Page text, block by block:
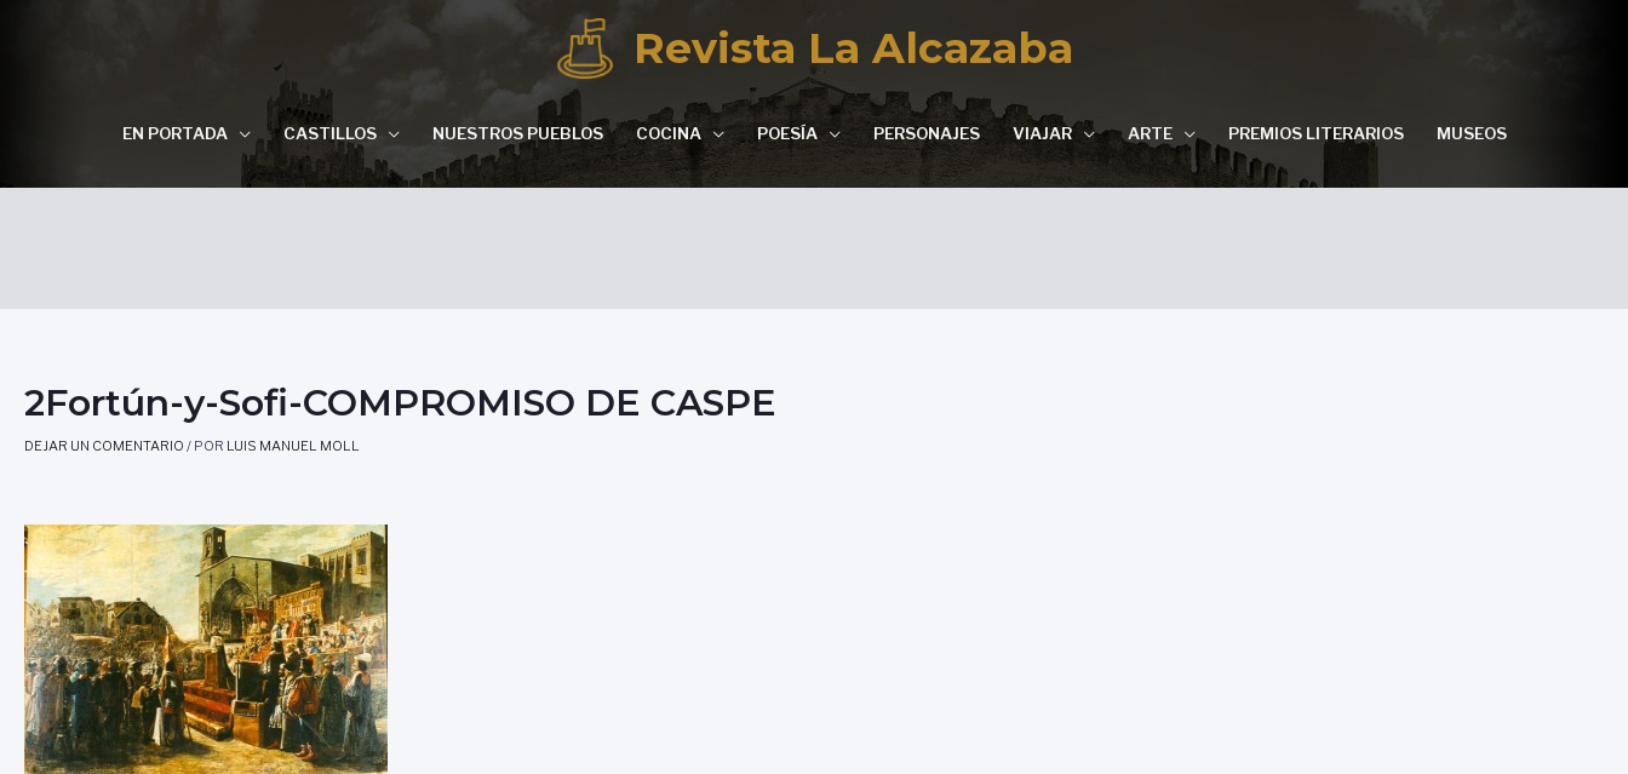
Revista La Alcazaba
EN PORTADA CASTILLOS NUESTROS PUEBLOS COCINA POESÍA PERSONAJES VIAJAR ARTE PREMIOS LITERARIOS MUSEOS
2Fortún-y-Sofi-COMPROMISO DE CASPE
DEJAR UN COMENTARIO / POR LUIS MANUEL MOLL